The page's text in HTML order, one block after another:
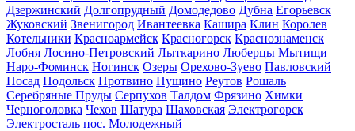
Дзержинский Долгопрудный Домодедово Дубна Егорьевск
Жуковский Звенигород Ивантеевка Кашира Клин Королев
Котельники Красноармейск Красногорск Краснознаменск
Лобня Лосино-Петровский Лыткарино Люберцы Мытищи
Наро-Фоминск Ногинск Озеры Орехово-Зуево Павловский
Посад Подольск Протвино Пущино Реутов Рошаль
Серебряные Пруды Серпухов Талдом Фрязино Химки
Черноголовка Чехов Шатура Шаховская Электрогорск
Электросталь пос. Молодежный